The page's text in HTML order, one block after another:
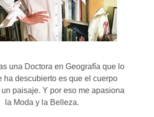
una Doctora en Geografía que lo
ha descubierto es que el cuerpo
un paisaje. Y por eso me apasiona
la Moda y la Belleza.